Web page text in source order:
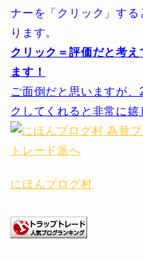
ナーを「クリック」す
ります。
クリック＝評価だと考
ます！
ご面倒だと思いますが
クしてくれると非常に嬉
にほんブログ村